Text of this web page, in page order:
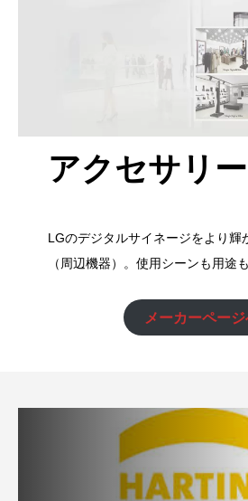
アクセサリー
LGのデジタルサイネージをより輝
（周辺機器）。使用シーンも用途
メーカーペー